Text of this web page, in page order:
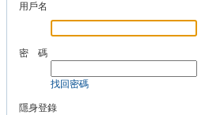
用戶名
密 碼
找回密碼
隱身登錄